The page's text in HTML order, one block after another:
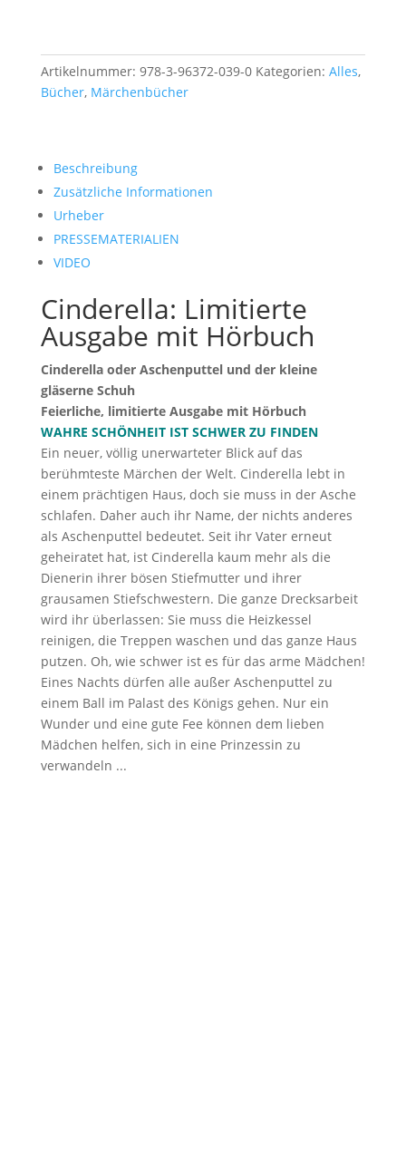
Artikelnummer: 978-3-96372-039-0 Kategorien: Alles,
Bücher, Märchenbücher
Beschreibung
Zusätzliche Informationen
Urheber
PRESSEMATERIALIEN
VIDEO
Cinderella: Limitierte
Ausgabe mit Hörbuch
Cinderella oder Aschenputtel und der kleine
gläserne Schuh
Feierliche, limitierte Ausgabe mit Hörbuch
WAHRE SCHÖNHEIT IST SCHWER ZU FINDEN
Ein neuer, völlig unerwarteter Blick auf das
berühmteste Märchen der Welt. Cinderella lebt in
einem prächtigen Haus, doch sie muss in der Asche
schlafen. Daher auch ihr Name, der nichts anderes
als Aschenputtel bedeutet. Seit ihr Vater erneut
geheiratet hat, ist Cinderella kaum mehr als die
Dienerin ihrer bösen Stiefmutter und ihrer
grausamen Stiefschwestern. Die ganze Drecksarbeit
wird ihr überlassen: Sie muss die Heizkessel
reinigen, die Treppen waschen und das ganze Haus
putzen. Oh, wie schwer ist es für das arme Mädchen!
Eines Nachts dürfen alle außer Aschenputtel zu
einem Ball im Palast des Königs gehen. Nur ein
Wunder und eine gute Fee können dem lieben
Mädchen helfen, sich in eine Prinzessin zu
verwandeln ...